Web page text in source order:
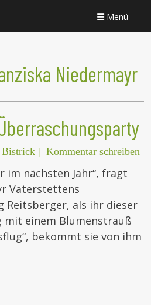
Menü
Niedermayr
| Kommentar schreiben
im nächsten Jahr“, fragt
Vaterstettens
Reitsberger, als ihr dieser
mit einem Blumenstrauß
bekommt sie von ihm